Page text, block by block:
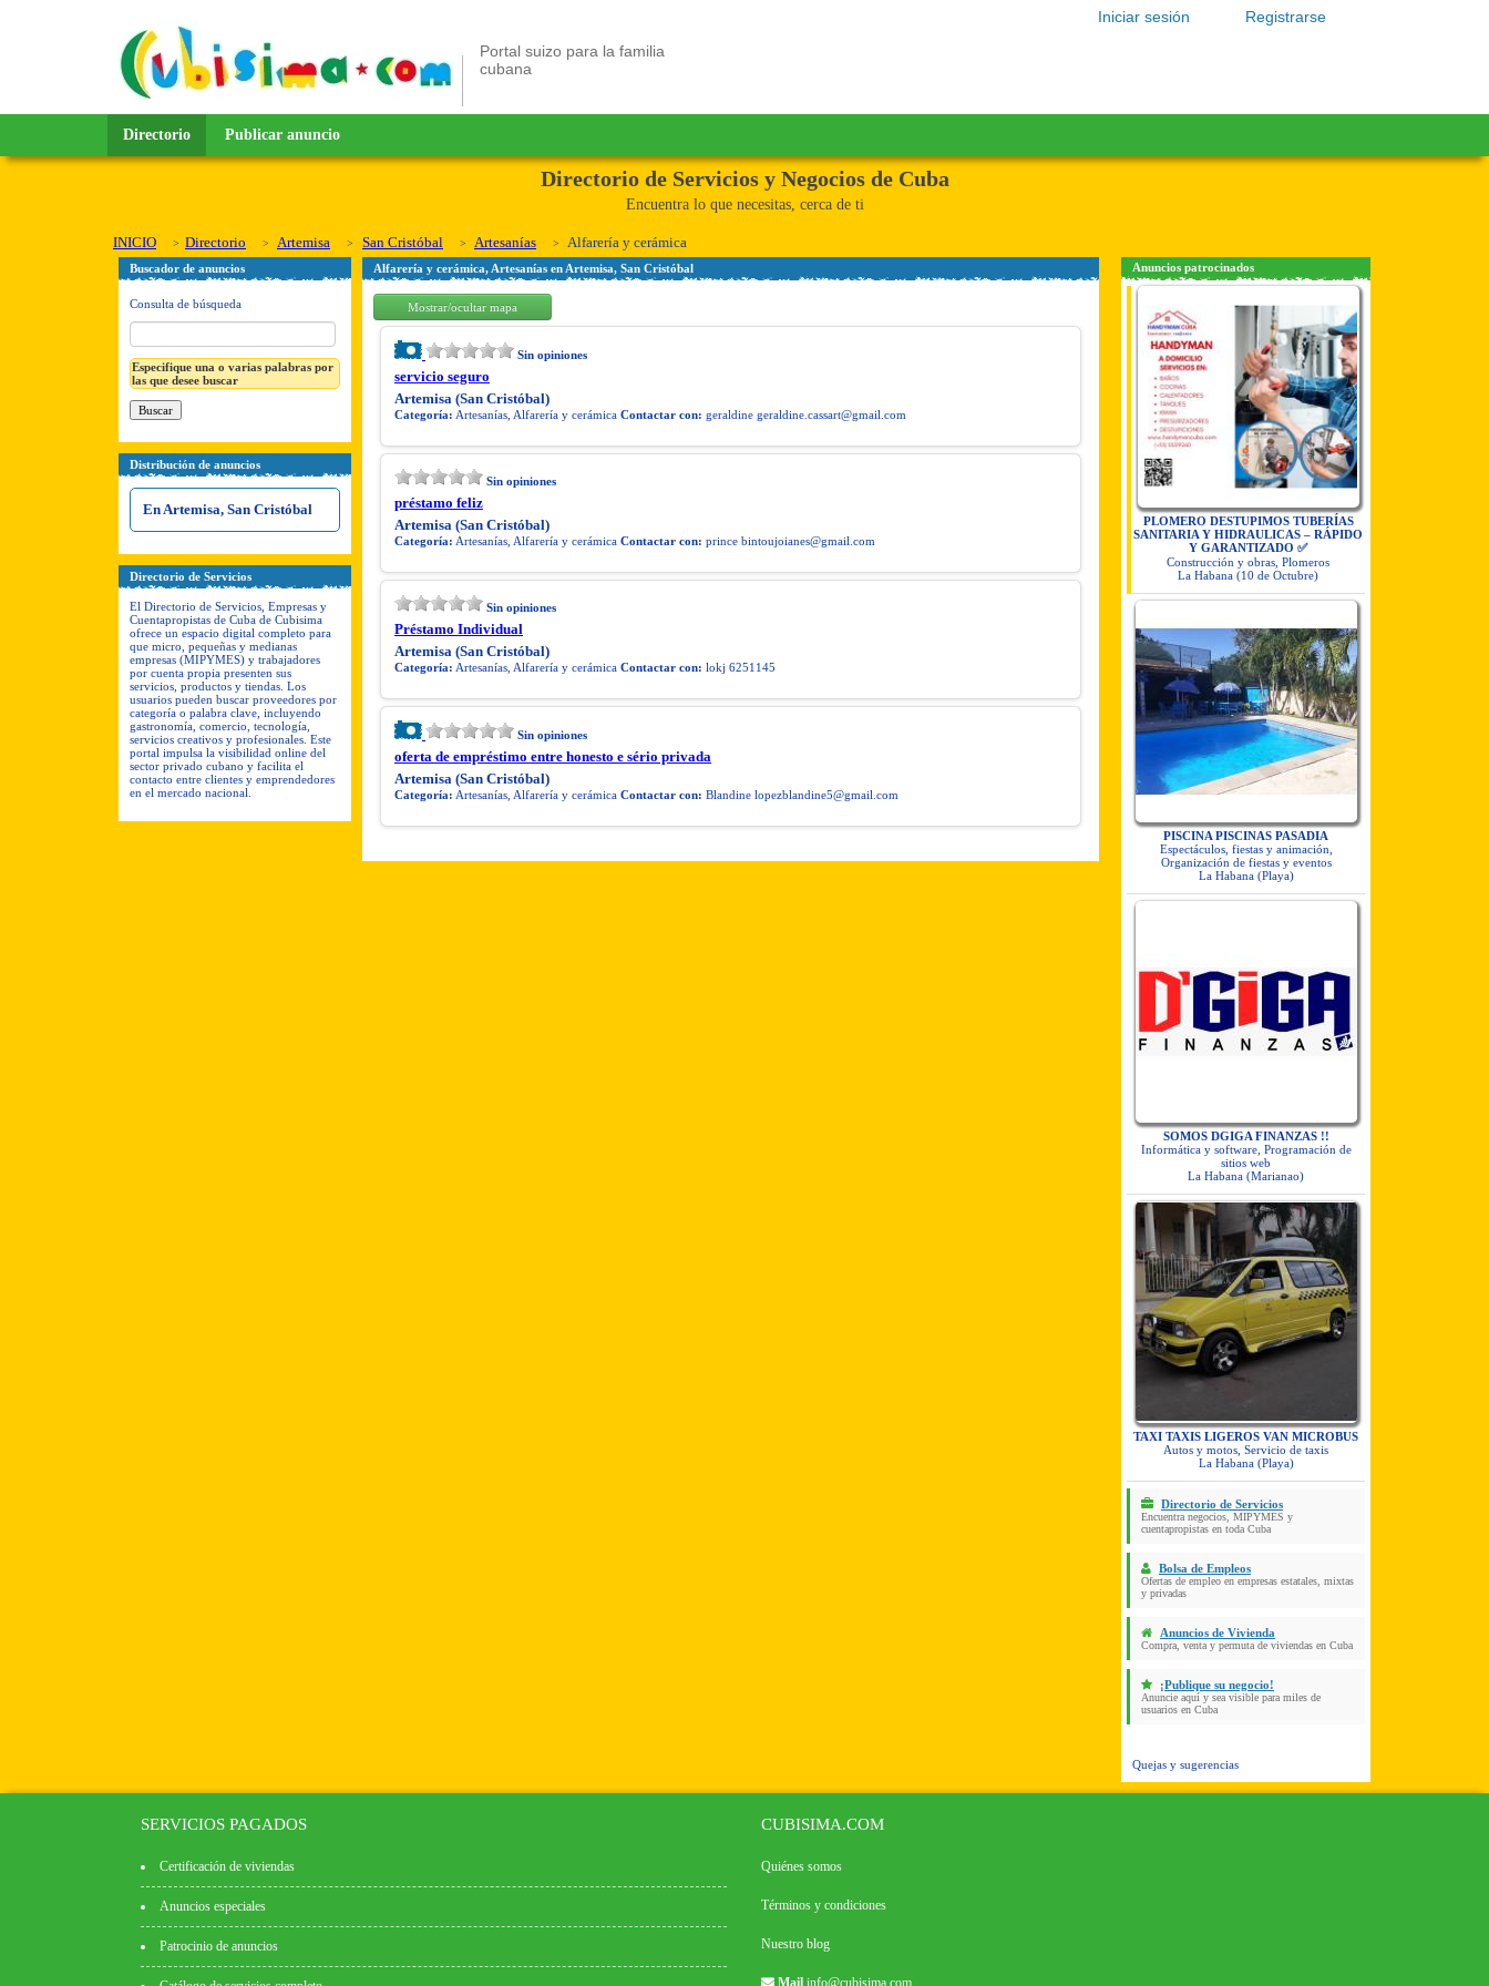
Registrarse
Iniciar sesión
Portal suizo para la familia
cubana
Directorio Publicar anuncio
Directorio de Servicios y Negocios de Cuba
Encuentra lo que necesitas, cerca de ti
INICIO Directorio Artemisa San Cristóbal Artesanías Alfarería y cerámica
Buscador de anuncios
Consulta de búsqueda
Especifique una o varias palabras por
las que desee buscar
Distribución de anuncios
En Artemisa, San Cristóbal
Directorio de Servicios
El Directorio de Servicios, Empresas y
Cuentapropistas de Cuba de Cubisima
ofrece un espacio digital completo para
que micro, pequeñas y medianas
empresas (MIPYMES) y trabajadores
por cuenta propia presenten sus
servicios, productos y tiendas. Los
usuarios pueden buscar proveedores por
categoría o palabra clave, incluyendo
gastronomía, comercio, tecnología,
servicios creativos y profesionales. Este
portal impulsa la visibilidad online del
sector privado cubano y facilita el
contacto entre clientes y emprendedores
en el mercado nacional.
Alfarería y cerámica, Artesanías en Artemisa, San Cristóbal
Mostrar/ocultar mapa
Sin opiniones
servicio seguro
Artemisa (San Cristóbal)
Categoría: Artesanías, Alfarería y cerámica Contactar con: geraldine geraldine.cassart@gmail.com
Sin opiniones
préstamo feliz
Artemisa (San Cristóbal)
Categoría: Artesanías, Alfarería y cerámica Contactar con: prince bintoujoianes@gmail.com
Sin opiniones
Préstamo Individual
Artemisa (San Cristóbal)
Categoría: Artesanías, Alfarería y cerámica Contactar con: lokj 6251145
Sin opiniones
oferta de empréstimo entre honesto e sério privada
Artemisa (San Cristóbal)
Categoría: Artesanías, Alfarería y cerámica Contactar con: Blandine lopezblandine5@gmail.com
Anuncios patrocinados
PLOMERO DESTUPIMOS TUBERÍAS
SANITARIA Y HIDRAULICAS – RÁPIDO
Y GARANTIZADO ✅
Construcción y obras, Plomeros
La Habana (10 de Octubre)
PISCINA PISCINAS PASADIA
Espectáculos, fiestas y animación,
Organización de fiestas y eventos
La Habana (Playa)
SOMOS DGIGA FINANZAS !!
Informática y software, Programación de
sitios web
La Habana (Marianao)
TAXI TAXIS LIGEROS VAN MICROBUS
Autos y motos, Servicio de taxis
La Habana (Playa)
Directorio de Servicios
Encuentra negocios, MIPYMES y
cuentapropistas en toda Cuba
Bolsa de Empleos
Ofertas de empleo en empresas estatales, mixtas
y privadas
Anuncios de Vivienda
Compra, venta y permuta de viviendas en Cuba
¡Publique su negocio!
Anuncie aquí y sea visible para miles de
usuarios en Cuba
Quejas y sugerencias
SERVICIOS PAGADOS
Certificación de viviendas
Anuncios especiales
Patrocinio de anuncios
CUBISIMA.COM
Quiénes somos
Términos y condiciones
Nuestro blog
Mail info@cubisima.com